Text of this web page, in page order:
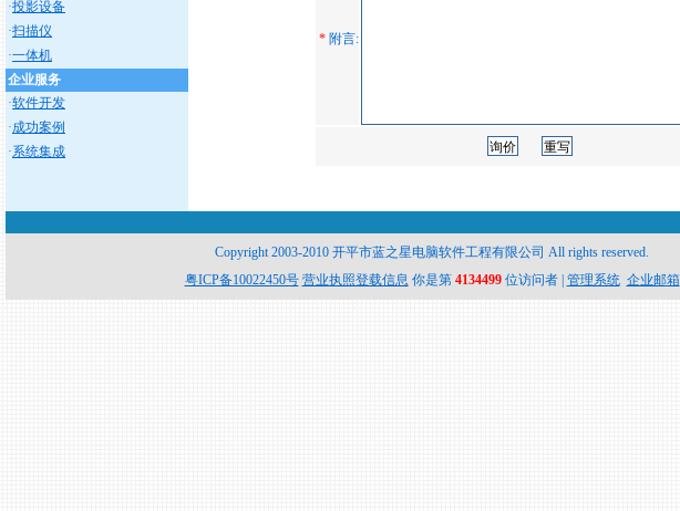
·投影设备
·扫描仪
·一体机
企业服务
·软件开发
·成功案例
·系统集成
* 附言:
Copyright 2003-2010 开平市蓝之星电脑软件工程有限公司 All rights reserved.
粤ICP备10022450号 营业执照登载信息 你是第 4134499位访问者 | 管理系统 企业邮箱